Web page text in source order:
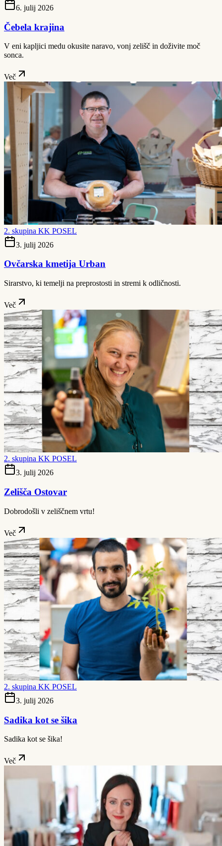
6. julij 2026
Čebela krajina
V eni kapljici medu okusite naravo, vonj zelišč in doživite moč
sonca.
Več
2. skupina KK POSEL
3. julij 2026
Ovčarska kmetija Urban
Sirarstvo, ki temelji na preprostosti in stremi k odličnosti.
Več
2. skupina KK POSEL
3. julij 2026
Zelišča Ostovar
Dobrodošli v zeliščnem vrtu!
Več
2. skupina KK POSEL
3. julij 2026
Sadika kot se šika
Sadika kot se šika!
Več